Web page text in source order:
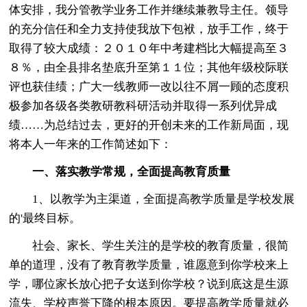
体安排，我分管教学业务工作并继续兼教导主任。领导
的充分信任和全力支持使我放下包袱，放手工作，终于
取得了较大成绩：２０１０年中考建档比大幅提高至３
８％，由全县排名垫底升至第１１位；其他年级校际联
评也获佳绩；广大一线教师一改以往不屑一顾的态度积
极参加各级各类教研教科研活动并取得一系列优异成
绩……为总结过去，更好的开创未来的工作新局面，现
将本人一年来的工作简述如下：
一、落实教学常规，全面提高教育质量
1、以教学为主渠道，全面提高教学质量是学校发展
的'最终目标。
社会、家长、学生关注的是学校的教育质量，很简
单的道理，没有了教育教学质量，谁愿意到你学校来上
学，哪位家长放心把子女送到你学校？说到底这是生源
流失、学校声誉下降的根本原因。要提高教学质量就必